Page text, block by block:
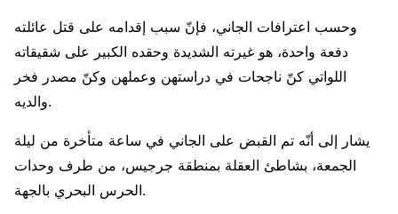
وحسب اعترافات الجاني، فإنّ سبب إقدامه على قتل عائلته
دفعة واحدة، هو غيرته الشديدة وحقده الكبير على شقيقاته
اللواتي كنّ ناجحات في دراستهن وعملهن وكنّ مصدر فخر
والديه.
يشار إلى أنّه تم القبض على الجاني في ساعة متأخرة من ليلة
الجمعة، بشاطئ العقلة بمنطقة جرجيس، من طرف وحدات
الحرس البحري بالجهة.